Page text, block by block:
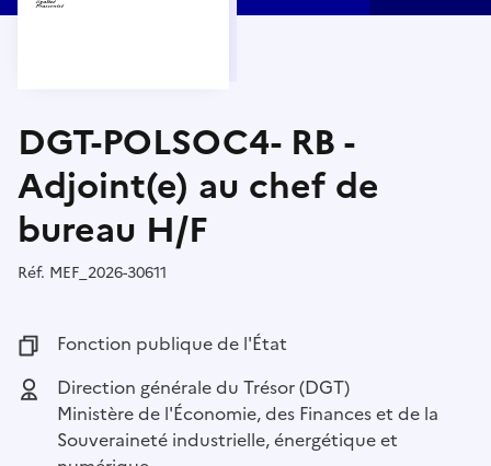
DGT-POLSOC4- RB -
Adjoint(e) au chef de
bureau H/F
Réf. Référence :
MEF_2026-30611
Fonction publique :
Fonction publique de l'État
Employeur :
Direction générale du Trésor (DGT)
Ministère de l'Économie, des Finances et de la
Souveraineté industrielle, énergétique et